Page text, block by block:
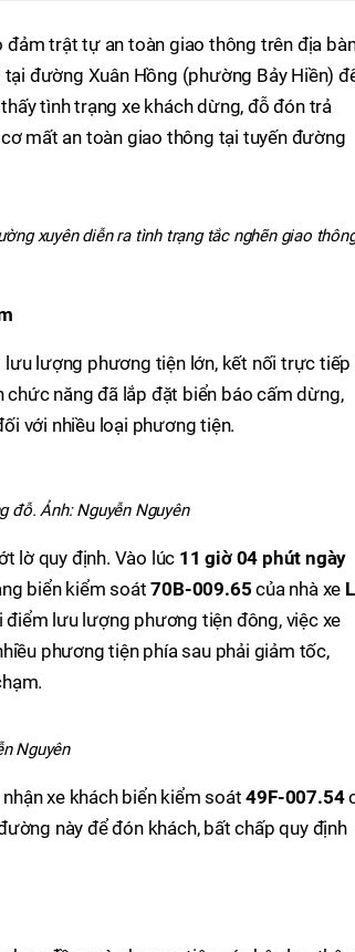
trật tự an toàn giao thông trên địa
đường Xuân Hồng (phường Bảy Hiền)
tình trạng xe khách dừng, đỗ đón trả
mất an toàn giao thông tại tuyến đường
xuyên diễn ra tình trạng tắc nghẽn giao
lượng phương tiện lớn, kết nối trực tiếp
chức năng đã lắp đặt biển báo cấm dừng,
với nhiều loại phương tiện.
đỗ. Ảnh: Nguyễn Nguyên
lờ quy định. Vào lúc 11 giờ 04 phút ngày
biển kiểm soát70B-009.65 của nhà xe
lưu lượng phương tiện đông, việc xe
phương tiện phía sau phải giảm tốc,
Nguyên
xe khách biển kiểm soát49F-007.54
này để đón khách, bất chấp quy định